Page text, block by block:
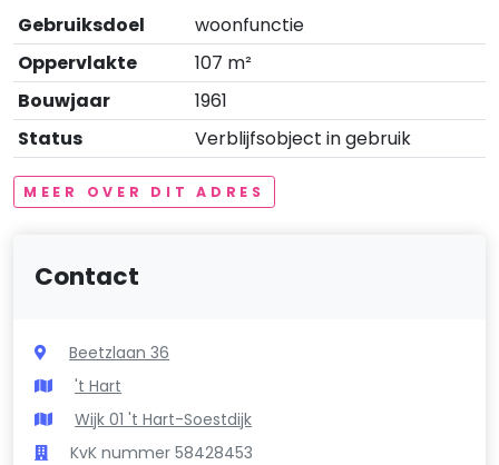
Gebruiksdoel
woonfunctie
Oppervlakte
107 m²
Bouwjaar
1961
Status
Verblijfsobject in gebruik
MEER OVER DIT ADRES
Contact
Beetzlaan 36
't Hart
Wijk 01 't Hart-Soestdijk
KvK nummer 58428453